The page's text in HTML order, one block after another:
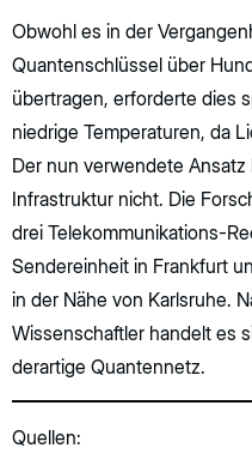
Obwohl es in der
Quantenschlüssel über
übertragen, erforderte dies
niedrige Temperaturen, da
Der nun verwendete
Infrastruktur nicht. Die
drei Telekommunikations-
Sendereinheit in Frankfurt
in der Nähe von Karlsruhe.
Wissenschaftler handelt es
derartige Quantennetz.
Quellen: